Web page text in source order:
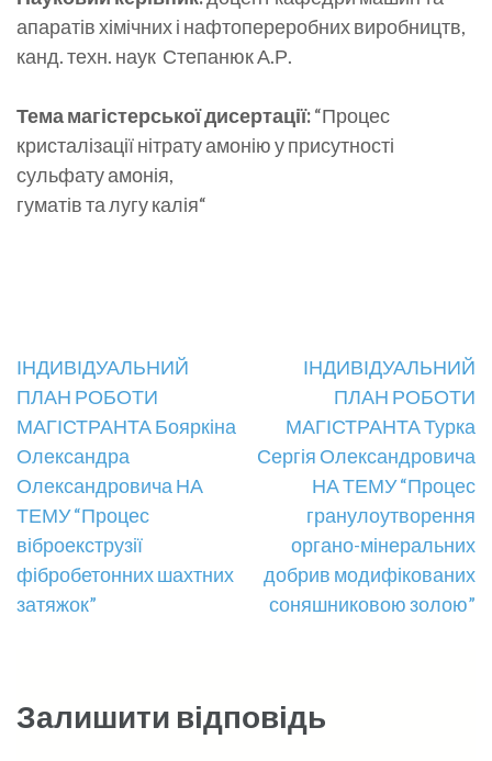
апаратів хімічних і нафтопереробних виробництв,
канд. техн. наук Степанюк А.Р.
Тема магістерської дисертації:“Процес
кристалізації нітрату амонію у присутності
сульфату амонія,
гуматів та лугу калія“
Навігація
записів
ІНДИВІДУАЛЬНИЙ
ПЛАН РОБОТИ
МАГІСТРАНТА Бояркіна
Олександра
Олександровича НА
ТЕМУ “Процес
віброекструзії
фібробетонних шахтних
затяжок”
ІНДИВІДУАЛЬНИЙ
ПЛАН РОБОТИ
МАГІСТРАНТА Турка
Сергія Олександровича
НА ТЕМУ “Процес
гранулоутворення
органо-мінеральних
добрив модифікованих
соняшниковою золою”
Залишити відповідь